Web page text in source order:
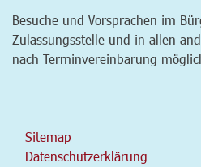
Besuche und Vorsprachen im
Zulassungsstelle und in allen
nach Terminvereinbarung
Sitemap
Datenschutzerklärung